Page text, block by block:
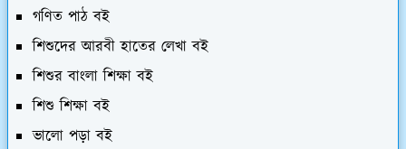
গণিত পাঠ বই
শিশুদের আরবী হাতের লেখা বই
শিশুর বাংলা শিক্ষা বই
শিশু শিক্ষা বই
ভালো পড়া বই